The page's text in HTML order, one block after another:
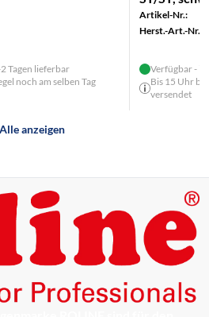
Tagen lieferbar
noch am selben Tag
Artikel-Nr.:
Herst.-Art.-Nr.:
Verfügbar -
Bis 15 Uhr
versendet
Alle anzeigen